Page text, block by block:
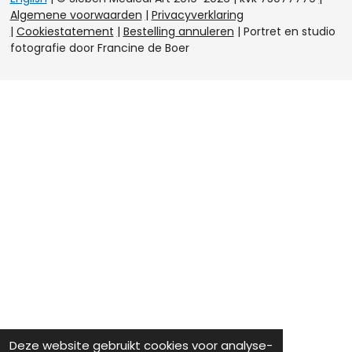
Deze website gebruikt cookies voor analyse-
t
e
r
e
t
a
g
r
e
b
o
k
e
d
Algemene voorwaarden | Privacyverklaring
| Cookiestatement | Bestelling annuleren | Portret en studio
fotografie door Francine de Boer